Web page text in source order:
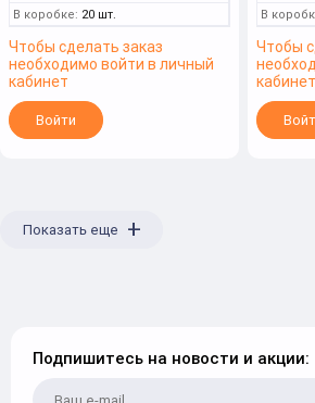
В коробке: 20 шт.
Чтобы сделать заказ
необходимо войти в личный
кабинет
Войти
В
Чтобы
кабинет
Показать еще +
Подпишитесь на новости и акции: